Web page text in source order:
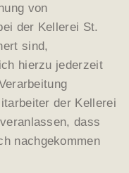
von
der Kellerei St.
sind,
hierzu jederzeit
der Kellerei
dass
nachgekommen